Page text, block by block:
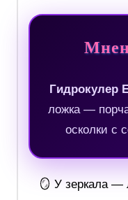
Гидрокулер
ложка —
осколки с
🪞 У зеркала —